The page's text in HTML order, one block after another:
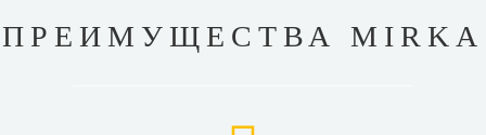
ПРЕИМУЩЕСТВА MIRKA